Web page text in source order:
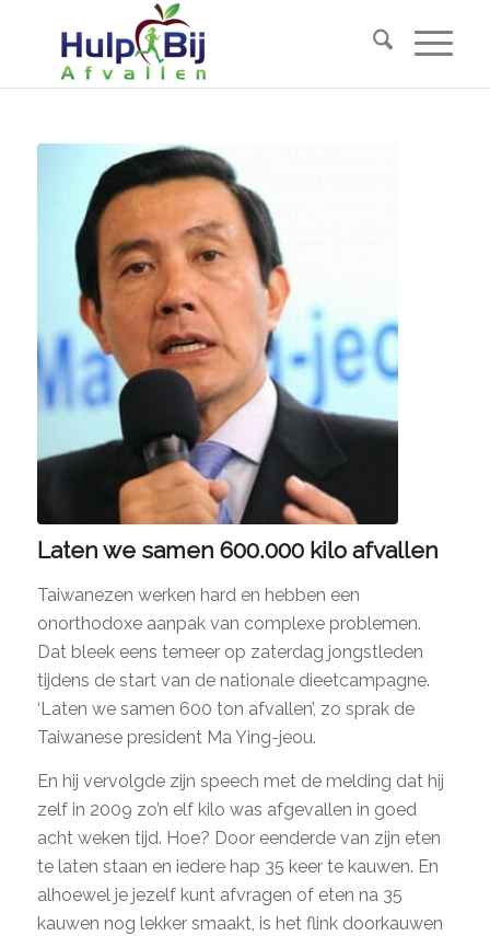
Laten we samen 600.000 kilo afvallen
Taiwanezen werken hard en hebben een
onorthodoxe aanpak van complexe problemen.
Dat bleek eens temeer op zaterdag jongstleden
tijdens de start van de nationale dieetcampagne.
‘Laten we samen 600 ton afvallen’, zo sprak de
Taiwanese president Ma Ying-jeou.
En hij vervolgde zijn speech met de melding dat hij
zelf in 2009 zo’n elf kilo was afgevallen in goed
acht weken tijd. Hoe? Door eenderde van zijn eten
te laten staan en iedere hap 35 keer te kauwen. En
alhoewel je jezelf kunt afvragen of eten na 35
kauwen nog lekker smaakt, is het flink doorkauwen